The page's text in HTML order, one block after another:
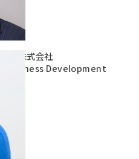
ータ株式会社
Business Development